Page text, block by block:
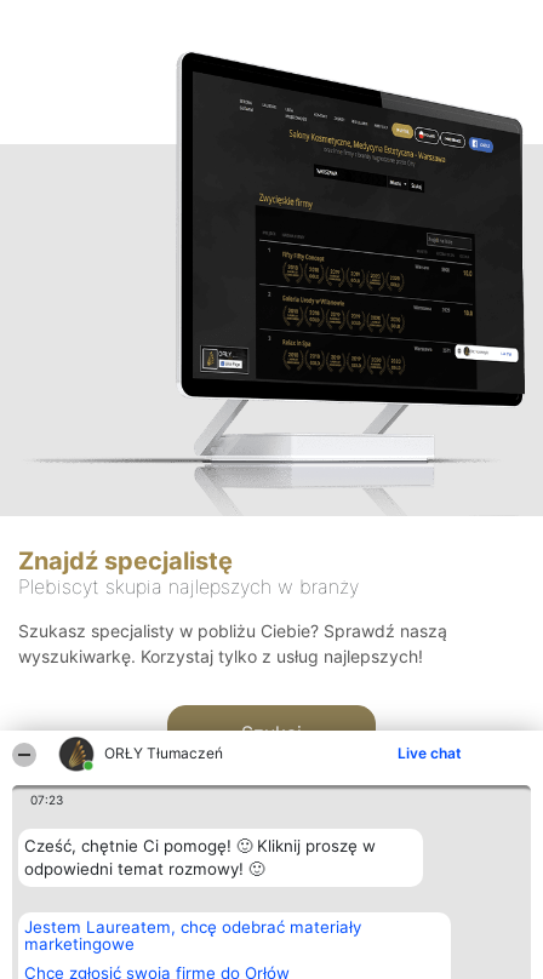
ORŁY Tłumaczeń Live chat
07:23
Cześć, chętnie Ci pomogę! 🙂 Kliknij proszę w
odpowiedni temat rozmowy! 🙂
Jestem Laureatem, chcę odebrać materiały
marketingowe
Chcę zgłosić swoją firmę do Orłów
Znajdź specjalistę
Plebiscyt skupia najlepszych w branży
Szukasz specjalisty w pobliżu Ciebie? Sprawdź naszą
wyszukiwarkę. Korzystaj tylko z usług najlepszych!
Szukaj
Organizator plebiscytu
Bright Side Solutions sp. z o.
o. sp. k.
ul. Ruska 22
Plebiscyt
Laureaci
wszystkich
Kontakt
Kontakt